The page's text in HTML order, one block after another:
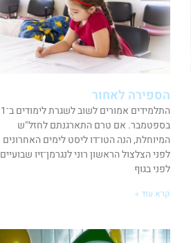
הספירה לאחור
התלמידים אמורים לשוב לשגרת לימודים ב־1
בספטמבר. אם טרם התארגנתם לחזל"ש
המיוחלת, הנה הטו־דו ליסט לימים האחרונים
לפני הצלצול הראשון רוני לנגרמן־זיו שבועיים
לפני בגוף
קרא עוד »